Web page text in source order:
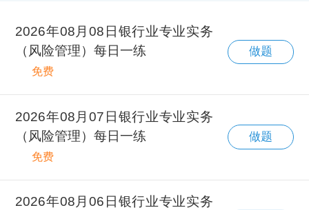
2026年08月08日银行业专业实务
（风险管理）每日一练
免费
做题
2026年08月07日银行业专业实务
（风险管理）每日一练
免费
做题
2026年08月06日银行业专业实务